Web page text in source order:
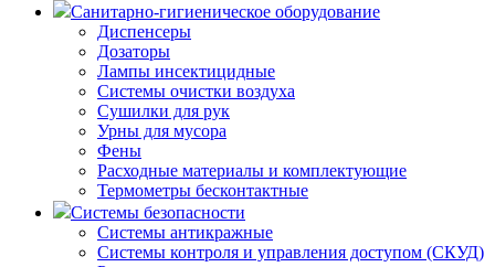
Санитарно-гигиеническое оборудование
Диспенсеры
Дозаторы
Лампы инсектицидные
Системы очистки воздуха
Сушилки для рук
Урны для мусора
Фены
Расходные материалы и комплектующие
Термометры бесконтактные
Системы безопасности
Системы антикражные
Системы контроля и управления доступом (СКУД)